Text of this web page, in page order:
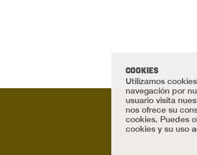
COOKIES
Utilizamos
navegación por
usuario visita
nos ofrece su
cookies. Puedes
cookies y su uso